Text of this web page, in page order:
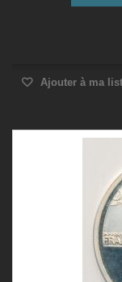
Ajouter à ma